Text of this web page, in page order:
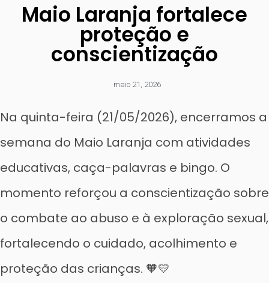
Maio Laranja fortalece
proteção e
conscientização
maio 21, 2026
Na quinta-feira (21/05/2026), encerramos a
semana do Maio Laranja com atividades
educativas, caça-palavras e bingo. O
momento reforçou a conscientização sobre
o combate ao abuso e à exploração sexual,
fortalecendo o cuidado, acolhimento e
proteção das crianças. 🧡💛